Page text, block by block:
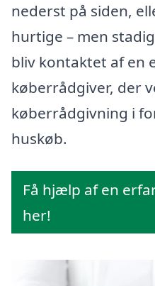
nederst på siden,
hurtige – men
bliv kontaktet af en
køberrådgiver, der
køberrådgivning i
huskøb.
Få hjælp af en
her!